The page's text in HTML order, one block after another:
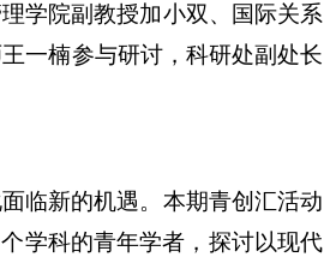
学院副教授加小双、国际关系
一楠参与研讨，科研处副处长
临新的机遇。本期青创汇活动
学科的青年学者，探讨以现代